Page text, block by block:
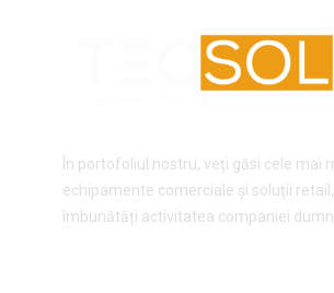
În portofoliul nostru, veți găsi cele mai
echipamente comerciale și soluții
îmbunătăți activitatea companiei